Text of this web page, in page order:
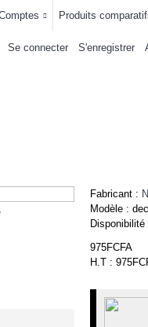
Produits
Se connecter S'enregistrer
Fabricant :
Modèle :
Disponibilité
975FCFA
H.T :